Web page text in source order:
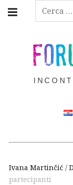
Ricerca
Skip
navigation
Ivana Martinčić
partecipanti